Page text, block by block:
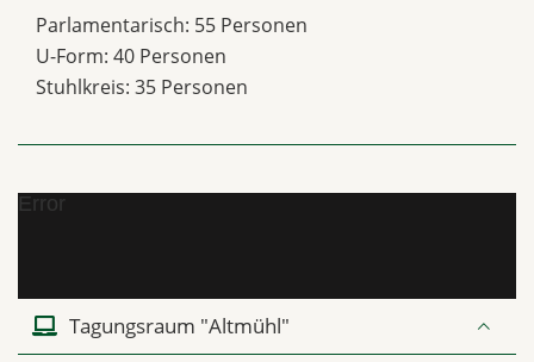
Parlamentarisch: 55 Personen
U-Form: 40 Personen
Stuhlkreis: 35 Personen
Error
Tagungsraum "Altmühl"